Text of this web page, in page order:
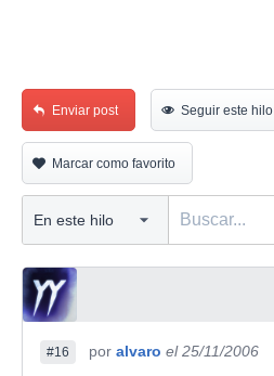
Enviar post Seguir este hilo
Marcar como favorito
#16 por alvaro el 25/11/2006